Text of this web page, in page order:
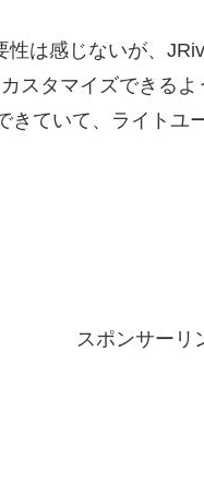
は感じないが、
スタマイズできるよ
ていて、ライトユ
スポンサーリ